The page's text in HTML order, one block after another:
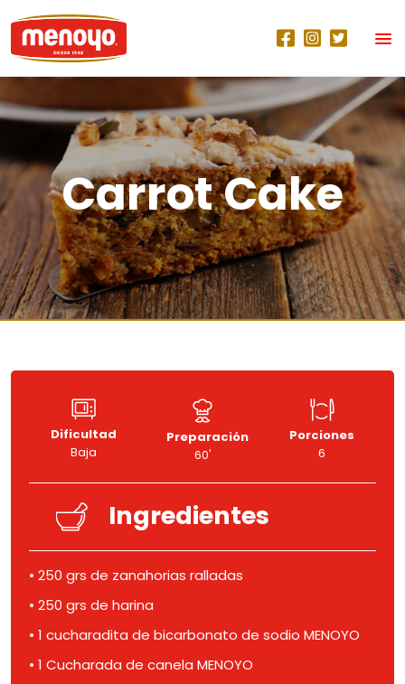
Carrot Cake
Dificultad
Baja
Preparación
60'
Porciones
6
Ingredientes
• 250 grs de zanahorias ralladas
• 250 grs de harina
• 1 cucharadita de bicarbonato de sodio MENOYO
• 1 Cucharada de canela MENOYO